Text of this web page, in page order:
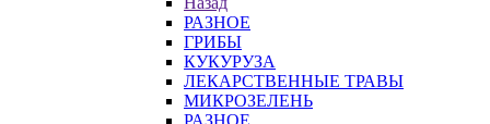
РАЗНОЕ
ГРИБЫ
КУКУРУЗА
ЛЕКАРСТВЕННЫЕ ТРАВЫ
МИКРОЗЕЛЕНЬ
РАЗНОЕ